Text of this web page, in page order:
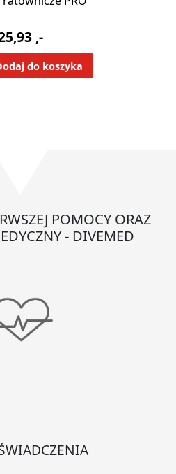
,-
do koszyka
Alternative:
POMOCY ORAZ
- DIVEMED